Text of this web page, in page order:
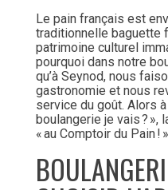
Le pain français est
traditionnelle baguette
patrimoine culturel
pourquoi dans notre
qu’à Seynod, nous
gastronomie et nous
service du goût. Alors
boulangerie je vais ? »,
« au Comptoir du Pain !